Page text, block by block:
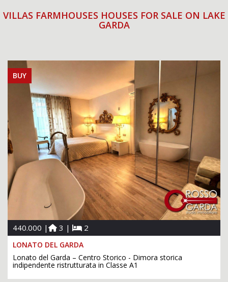
VILLAS FARMHOUSES HOUSES FOR SALE ON LAKE
GARDA
BUY
440.000 | 3 | 2
LONATO DEL GARDA
Lonato del Garda – Centro Storico - Dimora storica
indipendente ristrutturata in Classe A1